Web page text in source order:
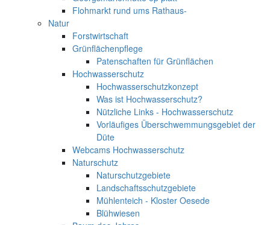
Flohmarkt rund ums Rathaus-
Natur
Forstwirtschaft
Grünflächenpflege
Patenschaften für Grünflächen
Hochwasserschutz
Hochwasserschutzkonzept
Was ist Hochwasserschutz?
Nützliche Links - Hochwasserschutz
Vorläufiges Überschwemmungsgebiet der
Düte
Webcams Hochwasserschutz
Naturschutz
Naturschutzgebiete
Landschaftsschutzgebiete
Mühlenteich - Kloster Oesede
Blühwiesen